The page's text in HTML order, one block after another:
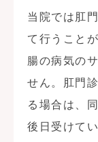
当院では肛
て行うこと
腸の病気の
せん。肛門
る場合は、
後日受けて